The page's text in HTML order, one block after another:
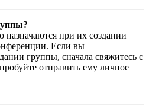
при их создании
Если вы
группы, сначала свяжитесь с
отправить ему личное